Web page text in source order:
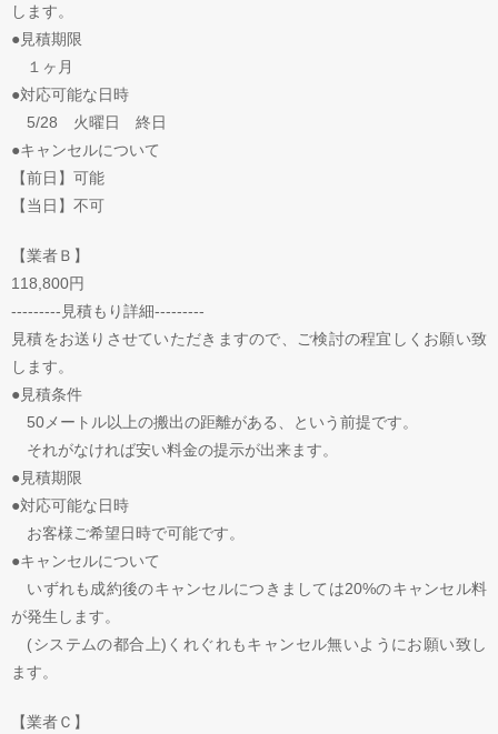
します。
●見積期限
１ヶ月
●対応可能な日時
5/28 火曜日 終日
●キャンセルについて
【前日】可能
【当日】不可
【業者Ｂ】
118,800円
---------見積もり詳細---------
見積をお送りさせていただきますので、ご検討の程宜しくお願い致
します。
●見積条件
50メートル以上の搬出の距離がある、という前提です。
それがなければ安い料金の提示が出来ます。
●見積期限
●対応可能な日時
お客様ご希望日時で可能です。
●キャンセルについて
いずれも成約後のキャンセルにつきましては20%のキャンセル料
が発生します。
(システムの都合上)くれぐれもキャンセル無いようにお願い致し
ます。
【業者Ｃ】